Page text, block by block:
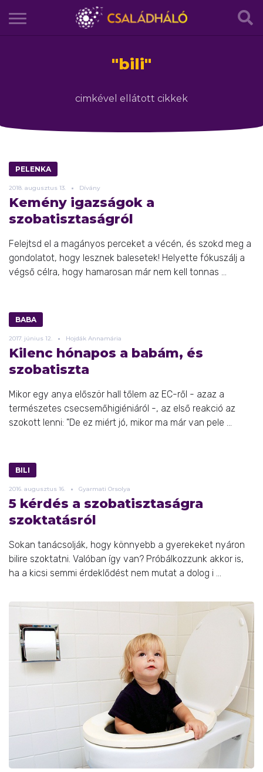
"bili"
cimkével ellátott cikkek
PELENKA
2018. augusztus 13. Dívány
Kemény igazságok a
szobatisztaságról
Felejtsd el a magányos perceket a vécén, és szokd meg a
gondolatot, hogy lesznek balesetek! Helyette fókuszálj a
végső célra, hogy hamarosan már nem kell tonnas ...
BABA
2017. június 12. Hojdák Annamária
Kilenc hónapos a babám, és
szobatiszta
Mikor egy anya először hall tőlem az EC-ről - azaz a
természetes csecsemőhigiéniáról -, az első reakció az
szokott lenni: "De ez miért jó, mikor ma már van pele ...
BILI
2016. augusztus 16. Gyarmati Orsolya
5 kérdés a szobatisztaságra
szoktatásról
Sokan tanácsolják, hogy könnyebb a gyerekeket nyáron
bilire szoktatni. Valóban így van? Próbálkozzunk akkor is,
ha a kicsi semmi érdeklődést nem mutat a dolog i ...